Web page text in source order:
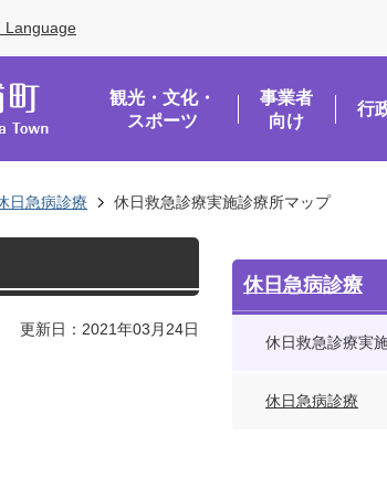
Language
観光・文化・
スポーツ
事業者
向け
行
日急病診療 休日救急診療実施診療所マップ
更新日：2021年03月24日
休日急病診療
休日救急診療実
休日急病診療